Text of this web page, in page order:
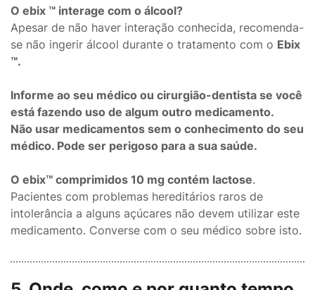
O ebix ™ interage com o álcool?
Apesar de não haver interação conhecida, recomenda-
se não ingerir álcool durante o tratamento com o Ebix
™.
Informe ao seu médico ou cirurgião-dentista se você
está fazendo uso de algum outro medicamento.
Não usar medicamentos sem o conhecimento do seu
médico. Pode ser perigoso para a sua saúde.
O ebix™ comprimidos 10 mg contém lactose.
Pacientes com problemas hereditários raros de
intolerância a alguns açúcares não devem utilizar este
medicamento. Converse com o seu médico sobre isto.